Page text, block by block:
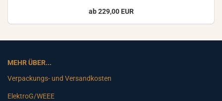
ab 229,00 EUR
MEHR ÜBER...
Verpackungs- und Versandkosten
ElektroG/WEEE